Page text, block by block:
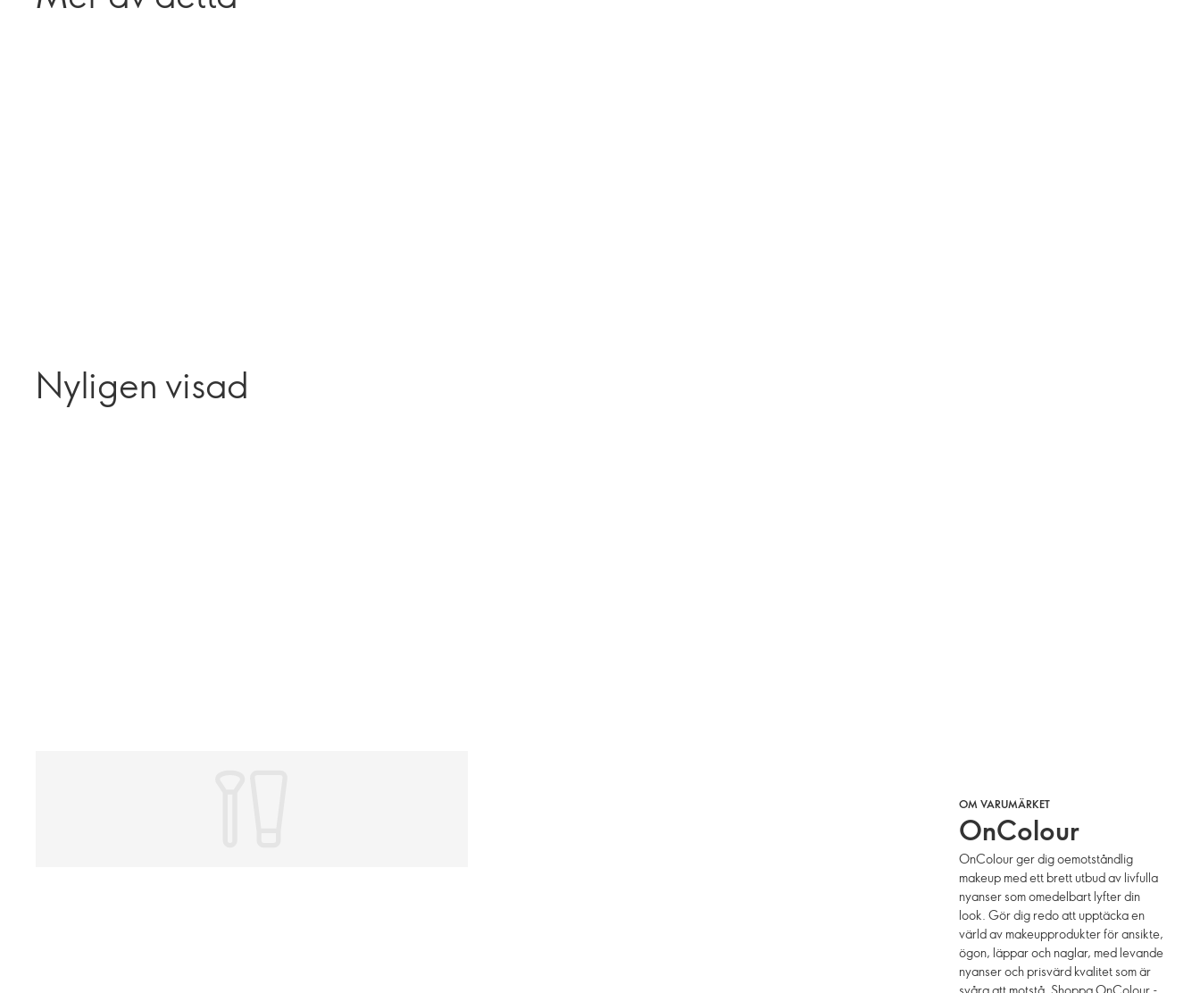
Nyligen visad
OM VARUMÄRKET
OnColour
OnColour ger dig oemotståndlig
makeup med ett brett utbud av livfulla
nyanser som omedelbart lyfter din
look. Gör dig redo att upptäcka en
värld av makeupprodukter för ansikte,
ögon, läppar och naglar, med levande
nyanser och prisvärd kvalitet som är